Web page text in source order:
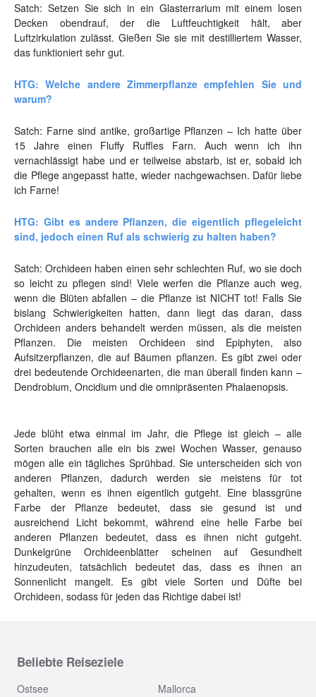
Satch: Setzen Sie sich in ein Glasterrarium mit einem losen
Decken obendrauf, der die Luftfeuchtigkeit hält, aber
Luftzirkulation zulässt. Gießen Sie sie mit destilliertem Wasser,
das funktioniert sehr gut.
HTG: Welche andere Zimmerpflanze empfehlen Sie und
warum?
Satch: Farne sind antike, großartige Pflanzen – Ich hatte über
15 Jahre einen Fluffy Ruffles Farn. Auch wenn ich ihn
vernachlässigt habe und er teilweise abstarb, ist er, sobald ich
die Pflege angepasst hatte, wieder nachgewachsen. Dafür liebe
ich Farne!
HTG: Gibt es andere Pflanzen, die eigentlich pflegeleicht
sind, jedoch einen Ruf als schwierig zu halten haben?
Satch: Orchideen haben einen sehr schlechten Ruf, wo sie doch
so leicht zu pflegen sind! Viele werfen die Pflanze auch weg,
wenn die Blüten abfallen – die Pflanze ist NICHT tot! Falls Sie
bislang Schwierigkeiten hatten, dann liegt das daran, dass
Orchideen anders behandelt werden müssen, als die meisten
Pflanzen. Die meisten Orchideen sind Epiphyten, also
Aufsitzerpflanzen, die auf Bäumen pflanzen. Es gibt zwei oder
drei bedeutende Orchideenarten, die man überall finden kann –
Dendrobium, Oncidium und die omnipräsenten Phalaenopsis.
Jede blüht etwa einmal im Jahr, die Pflege ist gleich – alle
Sorten brauchen alle ein bis zwei Wochen Wasser, genauso
mögen alle ein tägliches Sprühbad. Sie unterscheiden sich von
anderen Pflanzen, dadurch werden sie meistens für tot
gehalten, wenn es ihnen eigentlich gutgeht. Eine blassgrüne
Farbe der Pflanze bedeutet, dass sie gesund ist und
ausreichend Licht bekommt, während eine helle Farbe bei
anderen Pflanzen bedeutet, dass es ihnen nicht gutgeht.
Dunkelgrüne Orchideenblätter scheinen auf Gesundheit
hinzudeuten, tatsächlich bedeutet das, dass es ihnen an
Sonnenlicht mangelt. Es gibt viele Sorten und Düfte bei
Orchideen, sodass für jeden das Richtige dabei ist!
Beliebte Reiseziele
Ostsee
Mallorca